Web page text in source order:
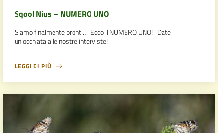
Sqool Nius – NUMERO UNO
Siamo finalmente pronti… Ecco il NUMERO UNO! Date
un’occhiata alle nostre interviste!
LEGGI DI PIÙ